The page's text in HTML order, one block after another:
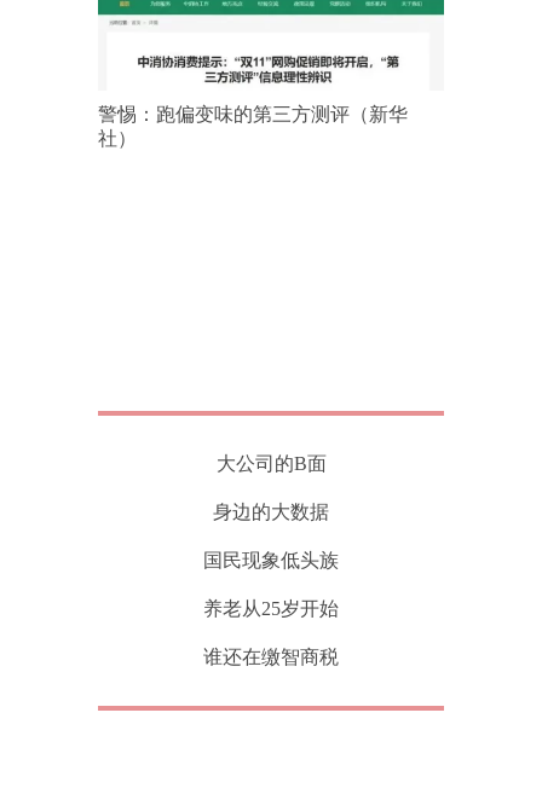
警惕：跑偏变味的第三方测评（新华
社）
大公司的B面
身边的大数据
国民现象低头族
养老从25岁开始
谁还在缴智商税